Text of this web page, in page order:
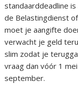
standaarddeadline
de Belastingdienst
moet je aangifte
verwacht je geld
slim zodat je
vraag dan vóór 1
september.